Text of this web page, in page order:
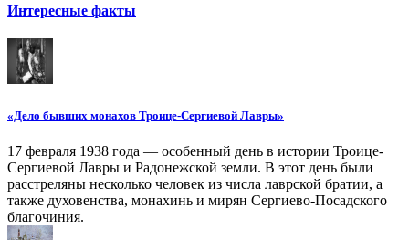
Интересные факты
«Дело бывших монахов Троице-Сергиевой Лавры»
17 февраля 1938 года — особенный день в истории Троице-
Сергиевой Лавры и Радонежской земли. В этот день были
расстреляны несколько человек из числа лаврской братии, а
также духовенства, монахинь и мирян Сергиево-Посадского
благочиния.